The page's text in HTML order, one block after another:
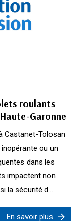
roulants
Garonne
Castanet-Tolosan
ou un
dans les
impactent non
la sécurité d...
En savoir plus